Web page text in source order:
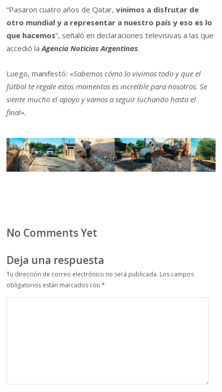
“Pasaron cuatro años de Qatar,vinimos a disfrutar de
otro mundial y a representar a nuestro país y eso es lo
que hacemos”, señaló en declaraciones televisivas a las que
accedió la Agencia Noticias Argentinas.
Luego, manifestó: «Sabemos cómo lo vivimos todo y que el
fútbol te regale estos momentos es increíble para nosotros. Se
siente mucho el apoyo y vamos a seguir luchando hasta el
final».
No Comments Yet
Deja una respuesta
Tu dirección de correo electrónico no será publicada. Los campos
obligatorios están marcados con*